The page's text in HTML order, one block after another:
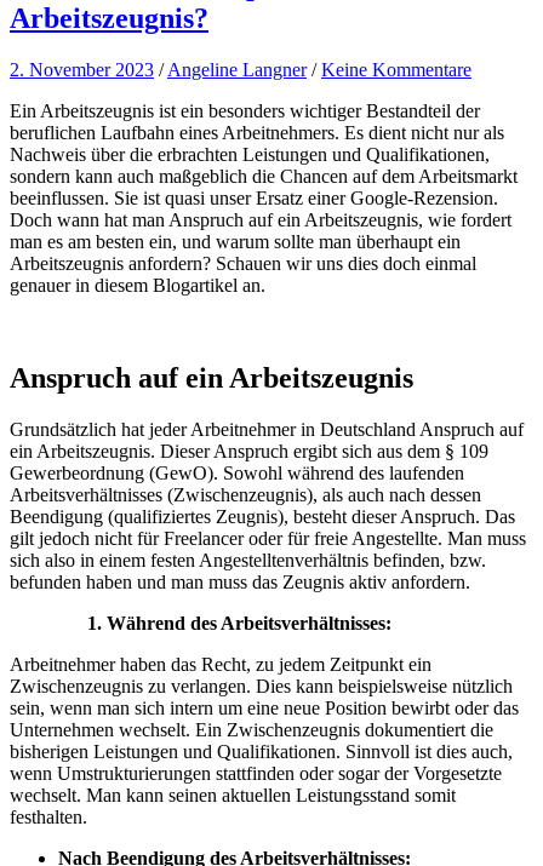
Arbeitszeugnis?
2. November 2023 /Angeline Langner /Keine Kommentare
Ein Arbeitszeugnis ist ein besonders wichtiger Bestandteil der
beruflichen Laufbahn eines Arbeitnehmers. Es dient nicht nur als
Nachweis über die erbrachten Leistungen und Qualifikationen,
sondern kann auch maßgeblich die Chancen auf dem Arbeitsmarkt
beeinflussen. Sie ist quasi unser Ersatz einer Google-Rezension.
Doch wann hat man Anspruch auf ein Arbeitszeugnis, wie fordert
man es am besten ein, und warum sollte man überhaupt ein
Arbeitszeugnis anfordern? Schauen wir uns dies doch einmal
genauer in diesem Blogartikel an.
Anspruch auf ein Arbeitszeugnis
Grundsätzlich hat jeder Arbeitnehmer in Deutschland Anspruch auf
ein Arbeitszeugnis. Dieser Anspruch ergibt sich aus dem § 109
Gewerbeordnung (GewO). Sowohl während des laufenden
Arbeitsverhältnisses (Zwischenzeugnis), als auch nach dessen
Beendigung (qualifiziertes Zeugnis), besteht dieser Anspruch. Das
gilt jedoch nicht für Freelancer oder für freie Angestellte. Man muss
sich also in einem festen Angestelltenverhältnis befinden, bzw.
befunden haben und man muss das Zeugnis aktiv anfordern.
Während des Arbeitsverhältnisses:
Arbeitnehmer haben das Recht, zu jedem Zeitpunkt ein
Zwischenzeugnis zu verlangen. Dies kann beispielsweise nützlich
sein, wenn man sich intern um eine neue Position bewirbt oder das
Unternehmen wechselt. Ein Zwischenzeugnis dokumentiert die
bisherigen Leistungen und Qualifikationen. Sinnvoll ist dies auch,
wenn Umstrukturierungen stattfinden oder sogar der Vorgesetzte
wechselt. Man kann seinen aktuellen Leistungsstand somit
festhalten.
Nach Beendigung des Arbeitsverhältnisses: